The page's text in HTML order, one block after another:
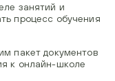
занятий и
процесс обучения
пакет документов
к онлайн-школе